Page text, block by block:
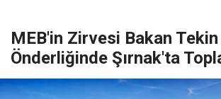
MEB'in Zirvesi Bakan Tekin
Önderliğinde Şırnak'ta